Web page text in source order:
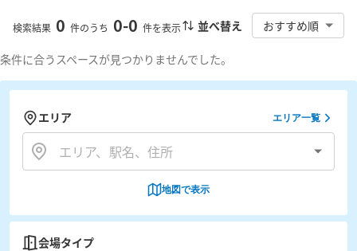
検索結果 0 件のうち 0-0 件を表示 並べ替え おすすめ順
条件に合うスペースが見つかりませんでした。
エリア エリア一覧
地図で表示
会場タイプ